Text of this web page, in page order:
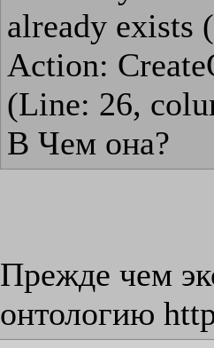
already exists
Action:
(Line: 26,
В Чем она?
Прежде чем
онтологию